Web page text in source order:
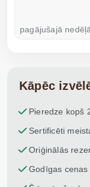
pagājušajā nedēļā
Kāpēc
Pieredze kopš
Sertificēti
Oriģinālās
Godīgas